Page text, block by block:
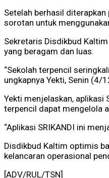
Setelah berhasil
sorotan untuk
Sekretaris Disdikbud
yang beragam dan luas.
“Sekolah terpencil
ungkapnya Yekti, Senin (4/
Yekti menjelaskan, aplikasi
terpencil dapat mengelola
“Aplikasi SRIKANDI ini
Disdikbud Kaltim optimis
kelancaran operasional
[ADV/RUL/TSN]